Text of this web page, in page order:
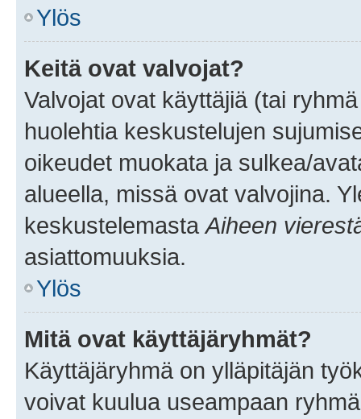
Ylös
Keitä ovat valvojat?
Valvojat ovat käyttäjiä (tai
huolehtia keskustelujen
oikeudet muokata ja sulkea/
alueella, missä ovat valvojina.
keskustelemasta Aiheen
asiattomuuksia.
Ylös
Mitä ovat käyttäjäryhmät?
Käyttäjäryhmä on ylläpitäjän
voivat kuulua useampaan